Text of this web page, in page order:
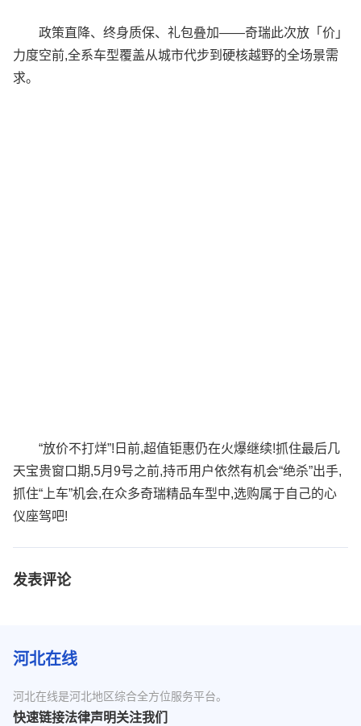
政策直降、终身质保、礼包叠加——奇瑞此次放「价」
力度空前,全系车型覆盖从城市代步到硬核越野的全场景需
求。
“放价不打烊”!日前,超值钜惠仍在火爆继续!抓住最后几
天宝贵窗口期,5月9号之前,持币用户依然有机会“绝杀”出手,
抓住“上车”机会,在众多奇瑞精品车型中,选购属于自己的心
仪座驾吧!
发表评论
河北在线
河北在线是河北地区综合全方位服务平台。
快速链接法律声明关注我们